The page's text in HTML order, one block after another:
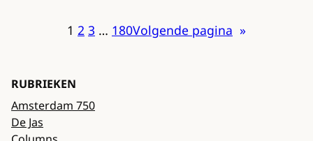
1 2 3 … 180Volgende pagina »
RUBRIEKEN
Amsterdam 750
De Jas